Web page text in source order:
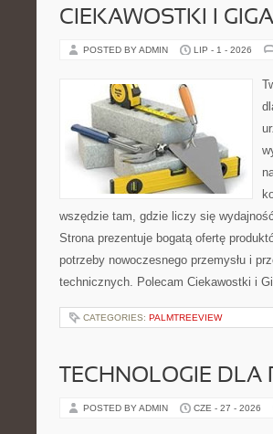
CIEKAWOSTKI I
POSTED BY ADMIN LIP - 1 - 2026
wszędzie tam, gdzie liczy się
Strona prezentuje bogatą ofertę
potrzeby nowoczesnego przemysłu i
technicznych. Polecam Ciekawostki i
CATEGORIES: PALMTREEVIEW
TECHNOLOGIE DLA
POSTED BY ADMIN CZE - 27 - 2026